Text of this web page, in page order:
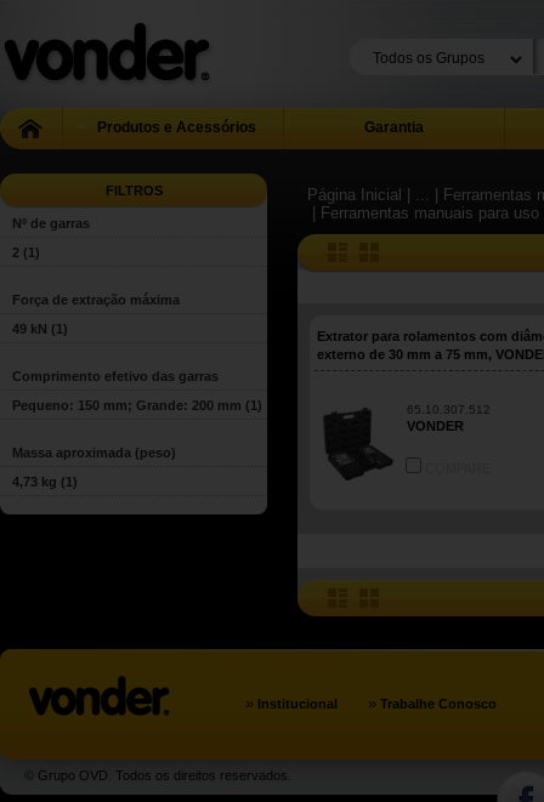
Produtos e Acessórios Garantia
FILTROS
Nº de garras
2 (1)
Força de extração máxima
49 kN (1)
Comprimento efetivo das garras
Pequeno: 150 mm; Grande: 200 mm (1)
Massa aproximada (peso)
4,73 kg (1)
Página Inicial | ...
|
| Ferramentas manuais para uso
Extrator para rolamentos com
externo de 30 mm a 75 mm,
65.10.307.512
VONDER
» Institucional » Trabalhe Conosco
© Grupo OVD. Todos os direitos reservados.